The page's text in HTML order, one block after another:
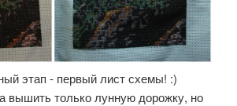
этап - первый лист схемы! :)
вышить только лунную дорожку, но